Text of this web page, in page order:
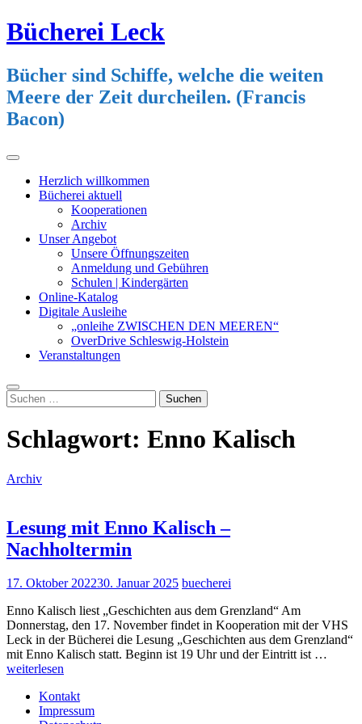
Zum
Inhalt
Bücherei Leck
Bücher sind Schiffe, welche die weiten
Meere der Zeit durcheilen. (Francis
Bacon)
Primäres
Herzlich willkommen
Bücherei aktuell
Kooperationen
Archiv
Unser Angebot
Unsere Öffnungszeiten
Anmeldung und Gebühren
Schulen | Kindergärten
Online-Katalog
Digitale Ausleihe
„onleihe ZWISCHEN DEN MEEREN“
OverDrive Schleswig-Holstein
Veranstaltungen
Suche
Suchen
nach:
Schlagwort: Enno Kalisch
Archiv
Lesung mit Enno Kalisch –
Nachholtermin
17. Oktober 202230. Januar 2025 buecherei
Enno Kalisch liest „Geschichten aus dem Grenzland“ Am
Donnerstag, den 17. November findet in Kooperation mit der VHS
Leck in der Bücherei die Lesung „Geschichten aus dem Grenzland“
mit Enno Kalisch statt. Beginn ist 19 Uhr und der Eintritt ist …
weiterlesen
Kontakt
Impressum